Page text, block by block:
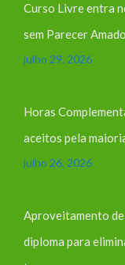
Curso Livre entra
sem Parecer
julho 29, 2026
Horas
aceitos pela
julho 26, 2026
Aproveitamento
diploma para